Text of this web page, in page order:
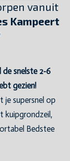
vanuit
Kampeert
de snelste 2-6
gezien!
je supersnel op
kuipgrondzeil,
Bedstee